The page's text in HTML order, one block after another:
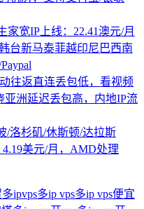
家宽IP上线：22.41澳元/月
台新马泰菲越印尼巴西南
往返直连丢包低，看视频
亚洲延迟丢包高，内地IP流
/洛杉矶/休斯顿/达拉斯
4.19美元/月，AMD处理
ipvps多ip vps多ip vps便宜